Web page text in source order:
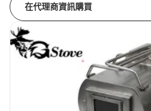
在代理商資訊購買